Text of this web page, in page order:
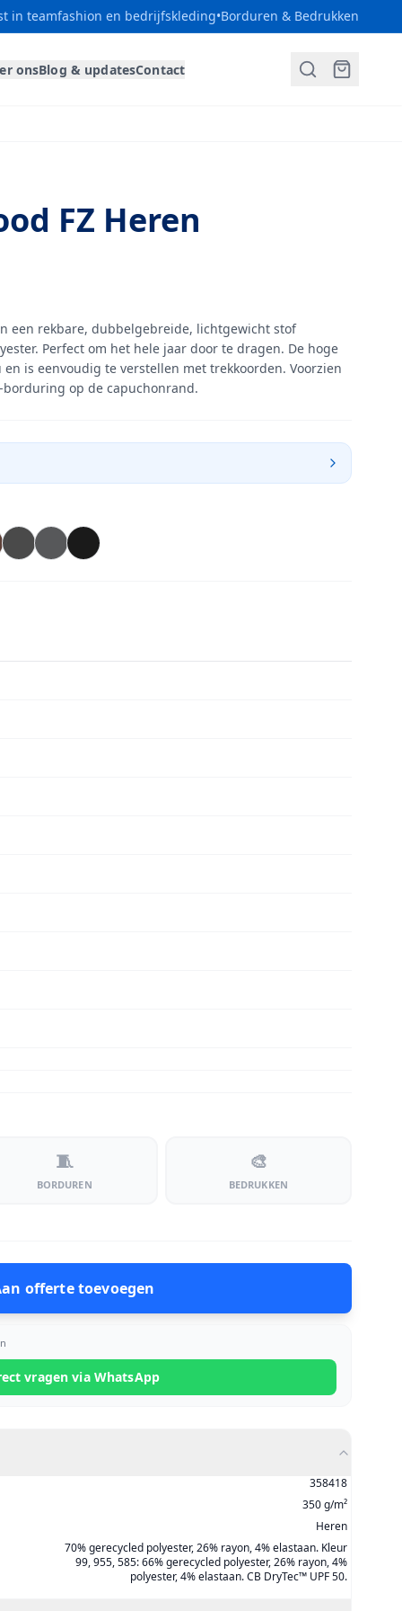
in teamfashion en bedrijfskleding•Borduren & Bedrukken
onsBlog & updatesContact
FZ Heren
een rekbare, dubbelgebreide, lichtgewicht stof
Perfect om het hele jaar door te dragen. De hoge
is eenvoudig te verstellen met trekkoorden. Voorzien
borduring op de capuchonrand.
🧵
BORDUREN
🎨
BEDRUKKEN
offerte toevoegen
vragen via WhatsApp
358418
350 g/m²
Heren
70% gerecycled polyester, 26% rayon, 4% elastaan. Kleur
99, 955, 585: 66% gerecycled polyester, 26% rayon, 4%
polyester, 4% elastaan. CB DryTec™ UPF 50.